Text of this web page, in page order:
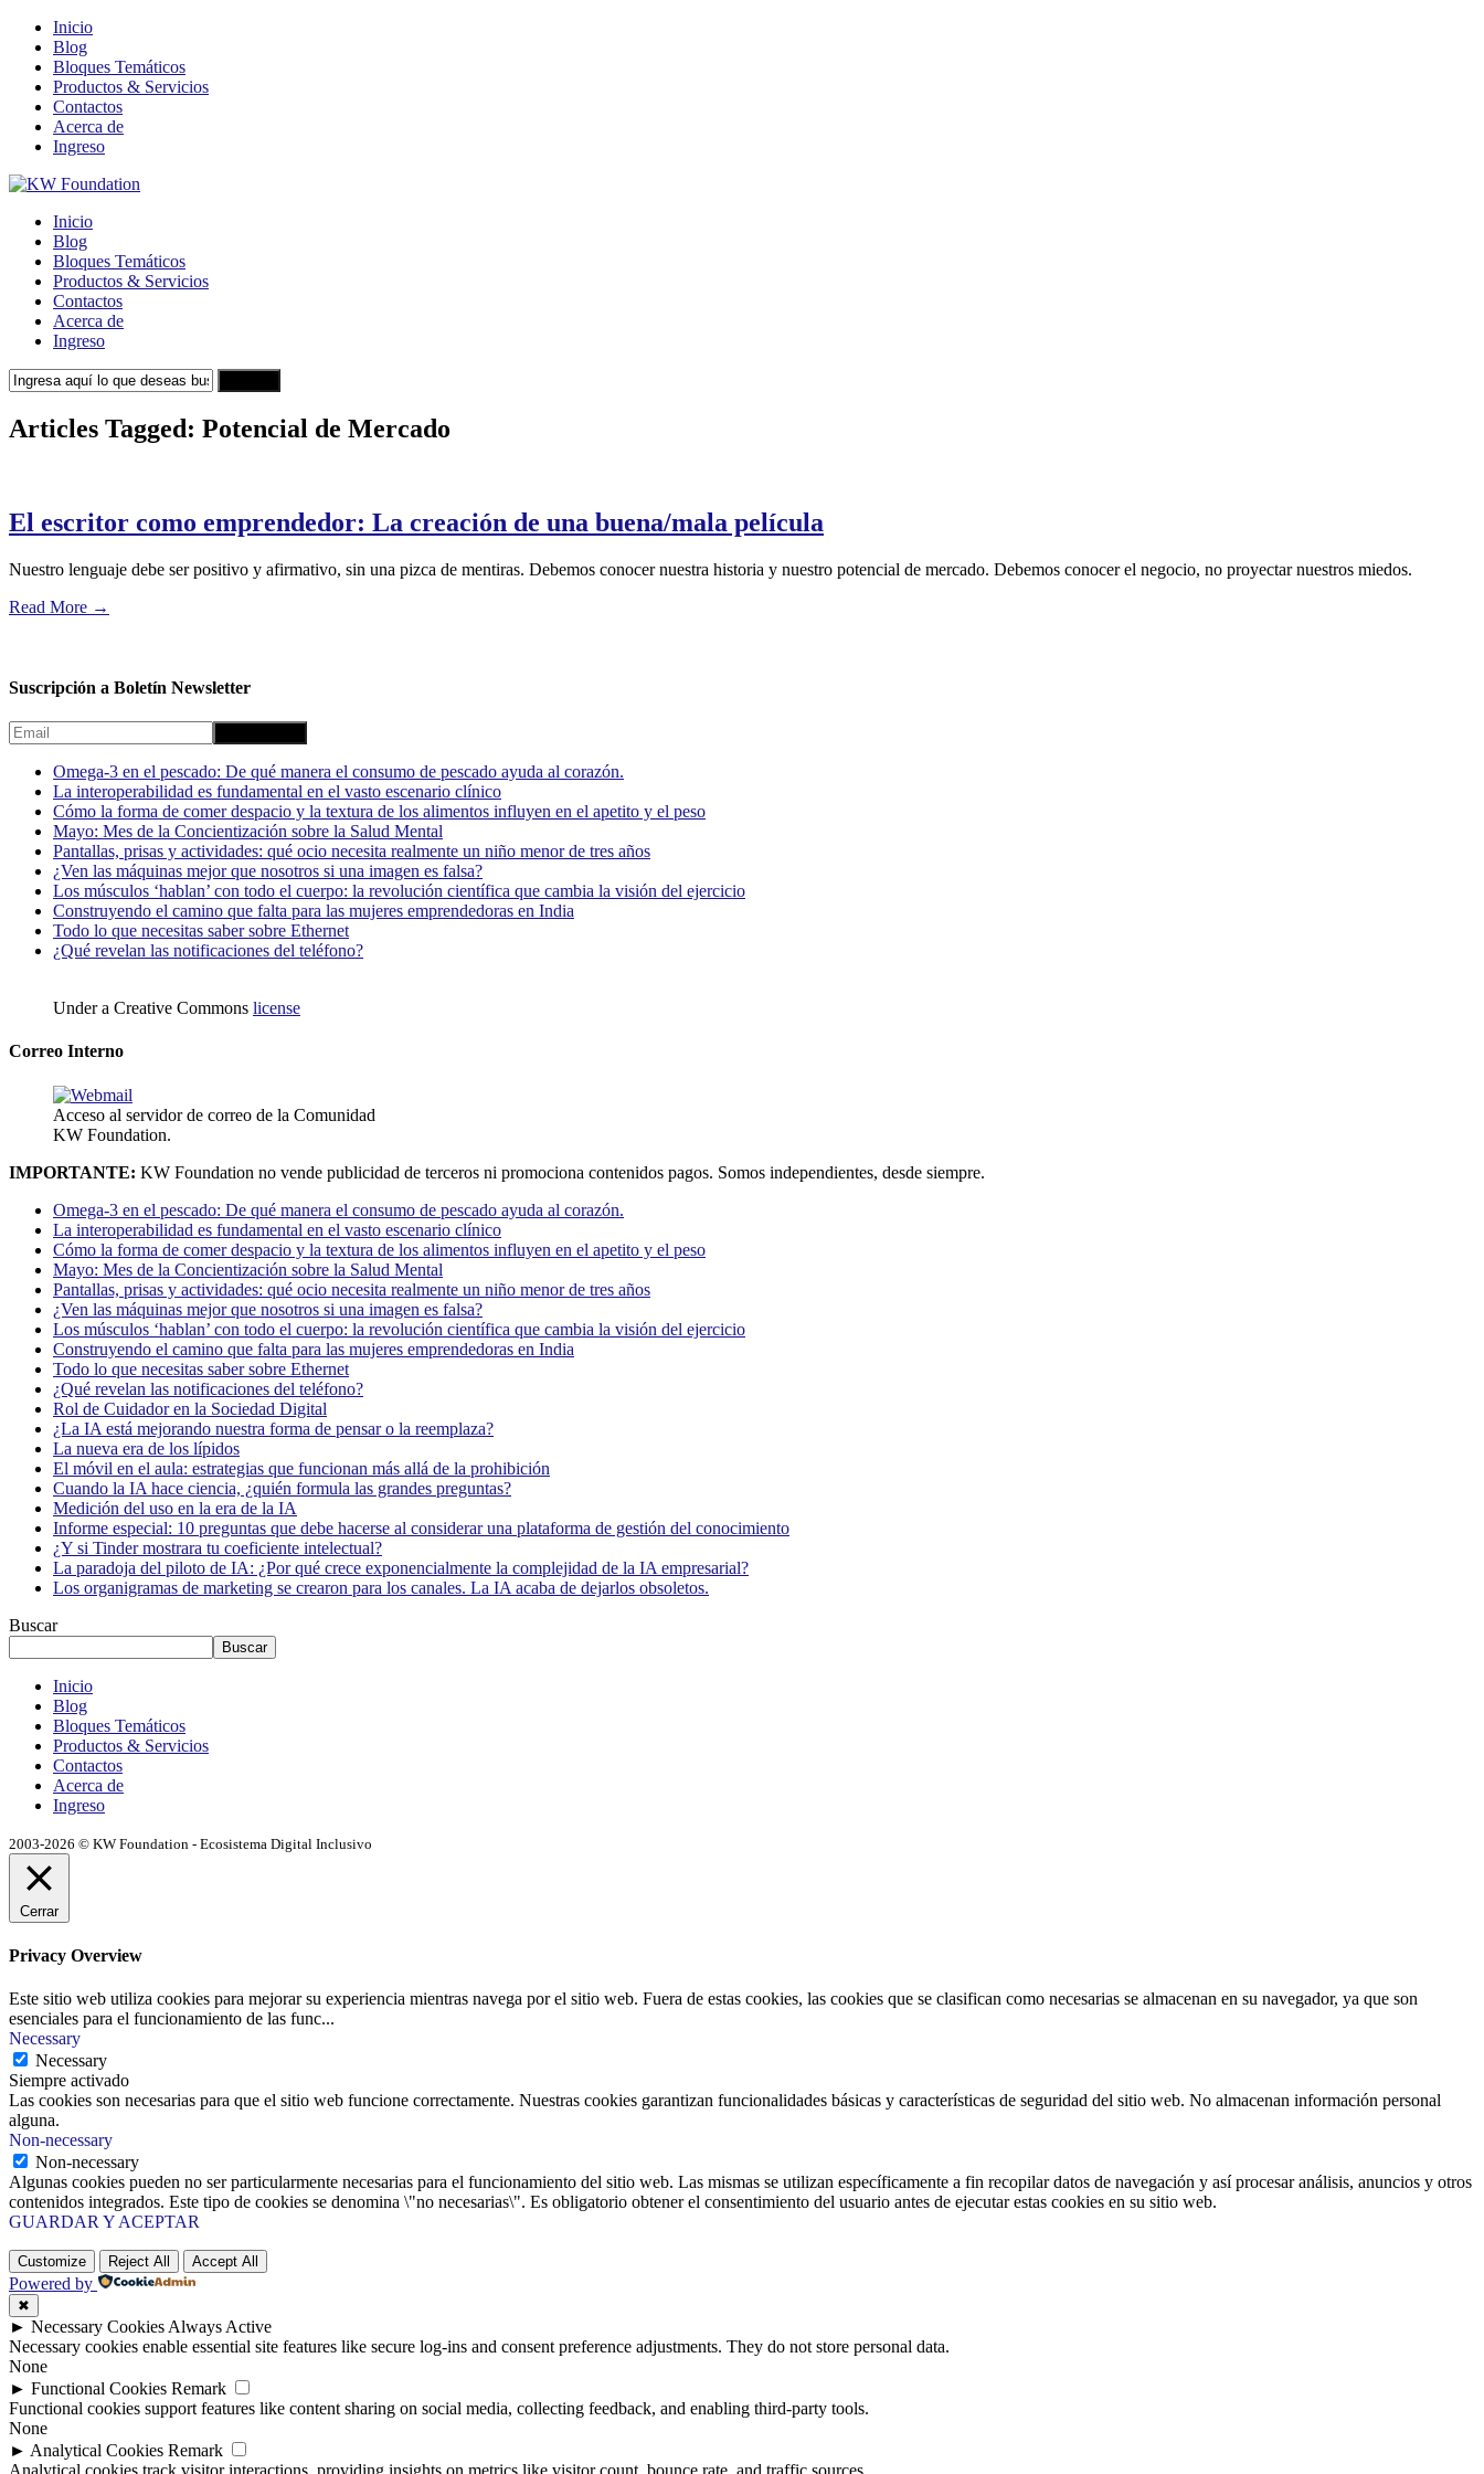
Inicio
Blog
Bloques Temáticos
Productos & Servicios
Contactos
Acerca de
Ingreso
Inicio
Blog
Bloques Temáticos
Productos & Servicios
Contactos
Acerca de
Ingreso
Articles Tagged: Potencial de Mercado
El escritor como emprendedor: La creación de una buena/mala película
Nuestro lenguaje debe ser positivo y afirmativo, sin una pizca de mentiras. Debemos conocer nuestra historia y nuestro potencial de mercado. Debemos conocer el negocio, no proyectar nuestros miedos.
Read More →
Suscripción a Boletín Newsletter
Omega-3 en el pescado: De qué manera el consumo de pescado ayuda al corazón.
La interoperabilidad es fundamental en el vasto escenario clínico
Cómo la forma de comer despacio y la textura de los alimentos influyen en el apetito y el peso
Mayo: Mes de la Concientización sobre la Salud Mental
Pantallas, prisas y actividades: qué ocio necesita realmente un niño menor de tres años
¿Ven las máquinas mejor que nosotros si una imagen es falsa?
Los músculos ‘hablan’ con todo el cuerpo: la revolución científica que cambia la visión del ejercicio
Construyendo el camino que falta para las mujeres emprendedoras en India
Todo lo que necesitas saber sobre Ethernet
¿Qué revelan las notificaciones del teléfono?
Under a Creative Commons license
Correo Interno
Acceso al servidor de correo de la Comunidad
KW Foundation.
IMPORTANTE: KW Foundation no vende publicidad de terceros ni promociona contenidos pagos. Somos independientes, desde siempre.
Omega-3 en el pescado: De qué manera el consumo de pescado ayuda al corazón.
La interoperabilidad es fundamental en el vasto escenario clínico
Cómo la forma de comer despacio y la textura de los alimentos influyen en el apetito y el peso
Mayo: Mes de la Concientización sobre la Salud Mental
Pantallas, prisas y actividades: qué ocio necesita realmente un niño menor de tres años
¿Ven las máquinas mejor que nosotros si una imagen es falsa?
Los músculos ‘hablan’ con todo el cuerpo: la revolución científica que cambia la visión del ejercicio
Construyendo el camino que falta para las mujeres emprendedoras en India
Todo lo que necesitas saber sobre Ethernet
¿Qué revelan las notificaciones del teléfono?
Rol de Cuidador en la Sociedad Digital
¿La IA está mejorando nuestra forma de pensar o la reemplaza?
La nueva era de los lípidos
El móvil en el aula: estrategias que funcionan más allá de la prohibición
Cuando la IA hace ciencia, ¿quién formula las grandes preguntas?
Medición del uso en la era de la IA
Informe especial: 10 preguntas que debe hacerse al considerar una plataforma de gestión del conocimiento
¿Y si Tinder mostrara tu coeficiente intelectual?
La paradoja del piloto de IA: ¿Por qué crece exponencialmente la complejidad de la IA empresarial?
Los organigramas de marketing se crearon para los canales. La IA acaba de dejarlos obsoletos.
Buscar
Buscar
Inicio
Blog
Bloques Temáticos
Productos & Servicios
Contactos
Acerca de
Ingreso
2003-2026 © KW Foundation - Ecosistema Digital Inclusivo
Cerrar
Privacy Overview
Este sitio web utiliza cookies para mejorar su experiencia mientras navega por el sitio web. Fuera de estas cookies, las cookies que se clasifican como necesarias se almacenan en su navegador, ya que son
esenciales para el funcionamiento de las func...
Necessary
Necessary
Siempre activado
Las cookies son necesarias para que el sitio web funcione correctamente. Nuestras cookies garantizan funcionalidades básicas y características de seguridad del sitio web. No almacenan información personal
alguna.
Non-necessary
Non-necessary
Algunas cookies pueden no ser particularmente necesarias para el funcionamiento del sitio web. Las mismas se utilizan específicamente a fin recopilar datos de navegación y así procesar análisis, anuncios y otros
contenidos integrados. Este tipo de cookies se denomina \"no necesarias\". Es obligatorio obtener el consentimiento del usuario antes de ejecutar estas cookies en su sitio web.
GUARDAR Y ACEPTAR
Customize Reject All Accept All
Powered by
✖
► Necessary Cookies Always Active
Necessary cookies enable essential site features like secure log-ins and consent preference adjustments. They do not store personal data.
None
► Functional Cookies Remark
Functional cookies support features like content sharing on social media, collecting feedback, and enabling third-party tools.
None
► Analytical Cookies Remark